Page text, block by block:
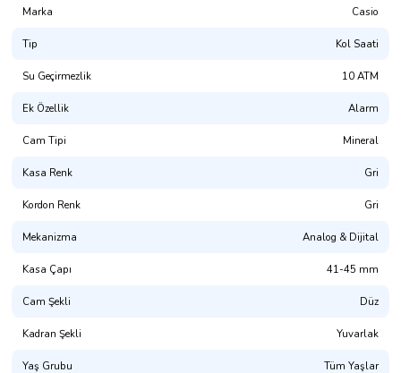
Marka Casio
Tip Kol Saati
Su Geçirmezlik 10 ATM
Ek Özellik Alarm
Cam Tipi Mineral
Kasa Renk Gri
Kordon Renk Gri
Mekanizma Analog & Dijital
Kasa Çapı 41-45 mm
Cam Şekli Düz
Kadran Şekli Yuvarlak
Yaş Grubu Tüm Yaşlar